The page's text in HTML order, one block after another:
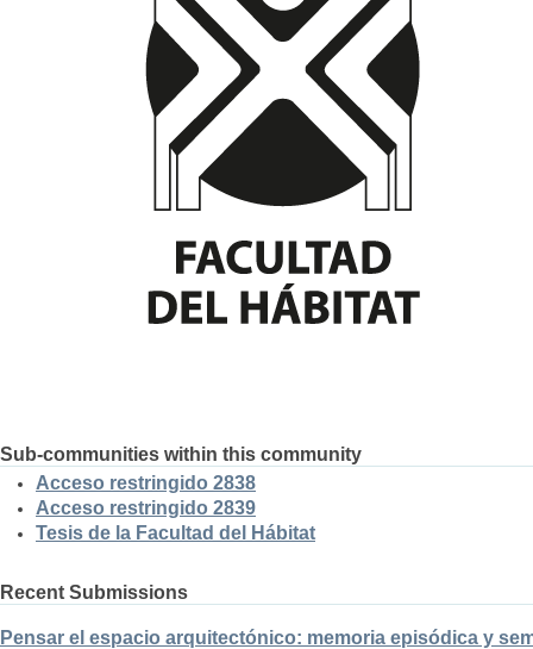
Sub-communities within this community
Acceso restringido 2838
Acceso restringido 2839
Tesis de la Facultad del Hábitat
Recent Submissions
Pensar el espacio arquitectónico: memoria episódica y